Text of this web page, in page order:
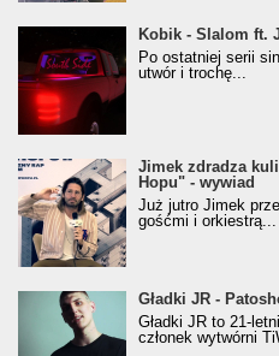
Kobik - Slalom ft. Jan-
[Official Music
Kobik - Slalom ft.
Po ostatniej serii
utwór i trochę...
Jimek zdradza kulisy
Hopu" - wywiad
Jimek zdradza
Hopu" - wywiad
Już jutro Jimek
gośćmi i orkiestrą...
Gładki JR - Patoshot
Gładki JR -
Gładki JR to 21-
członek wytwórni